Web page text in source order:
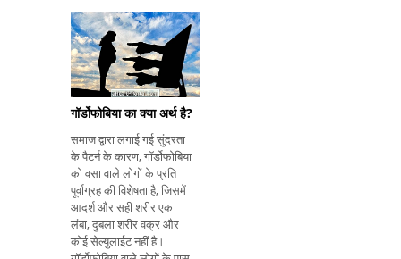
प्रतिरक्षा संबंधी बाधा प्रदान
करें। इस तरह, एसजीआई
शरीर के उचित कामका
गॉर्डोफोबिया का क्या अर्थ है?
समाज द्वारा लगाई गई सुंदरता
के पैटर्न के कारण, गॉर्डोफोबिया
को वसा वाले लोगों के प्रति
पूर्वाग्रह की विशेषता है, जिसमें
आदर्श और सही शरीर एक
लंबा, दुबला शरीर वक्र और
कोई सेल्युलाईट नहीं है।